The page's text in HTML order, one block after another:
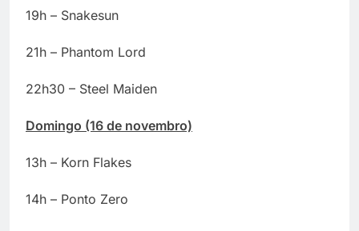
19h – Snakesun
21h – Phantom Lord
22h30 – Steel Maiden
Domingo (16 de novembro)
13h – Korn Flakes
14h – Ponto Zero